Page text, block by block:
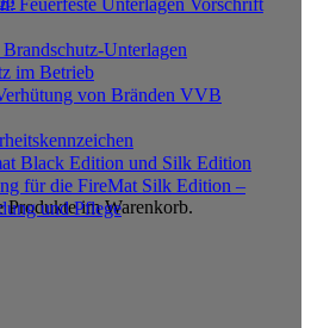
Produkte im Warenkorb.
Unterlagen
im Betrieb
von Bränden VVB
Black Edition und Silk Edition
für die FireMat Silk Edition –
und Pflege